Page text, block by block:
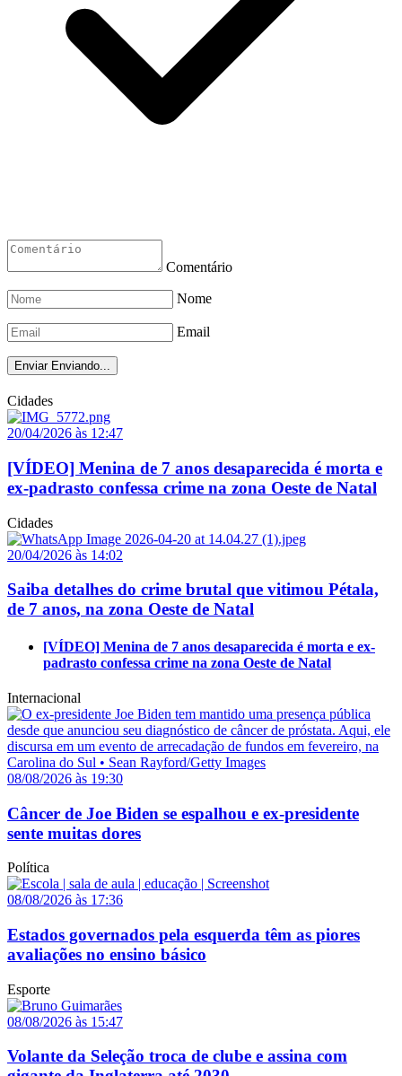
Comentário
Nome
Email
Enviar Enviando...
Cidades
20/04/2026 às 12:47
[VÍDEO] Menina de 7 anos desaparecida é morta e
ex-padrasto confessa crime na zona Oeste de Natal
Cidades
20/04/2026 às 14:02
Saiba detalhes do crime brutal que vitimou Pétala,
de 7 anos, na zona Oeste de Natal
[VÍDEO] Menina de 7 anos desaparecida é morta e ex-
padrasto confessa crime na zona Oeste de Natal
Internacional
08/08/2026 às 19:30
Câncer de Joe Biden se espalhou e ex-presidente
sente muitas dores
Política
08/08/2026 às 17:36
Estados governados pela esquerda têm as piores
avaliações no ensino básico
Esporte
08/08/2026 às 15:47
Volante da Seleção troca de clube e assina com